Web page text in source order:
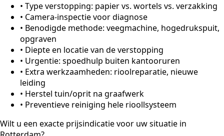
• Type verstopping: papier vs. wortels vs. verzakking
• Camera-inspectie voor diagnose
• Benodigde methode: veegmachine, hogedrukspuit,
opgraven
• Diepte en locatie van de verstopping
• Urgentie: spoedhulp buiten kantooruren
• Extra werkzaamheden: rioolreparatie, nieuwe
leiding
• Herstel tuin/oprit na graafwerk
• Preventieve reiniging hele rioollsysteem
Wilt u een exacte prijsindicatie voor uw situatie in